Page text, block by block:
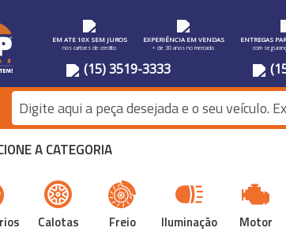
EM ATE 10X SEM JUROS
nos cartoes de credito
EXPERIÊNCIA EM VENDAS
+ de 30 anos no mercado
ENTREGAS
com
(15) 3519-3333
A CATEGORIA
Calotas Freio Iluminação Motor